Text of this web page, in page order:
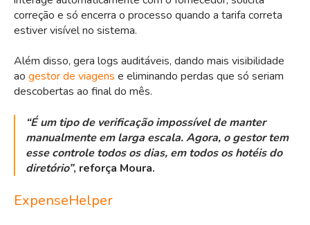
correção e só encerra o processo quando a tarifa correta
estiver visível no sistema.
Além disso, gera logs auditáveis, dando mais visibilidade
ao gestor de viagens e eliminando perdas que só seriam
descobertas ao final do mês.
“É um tipo de verificação impossível de manter
manualmente em larga escala. Agora, o gestor tem
esse controle todos os dias, em todos os hotéis do
diretório”, reforça Moura.
ExpenseHelper